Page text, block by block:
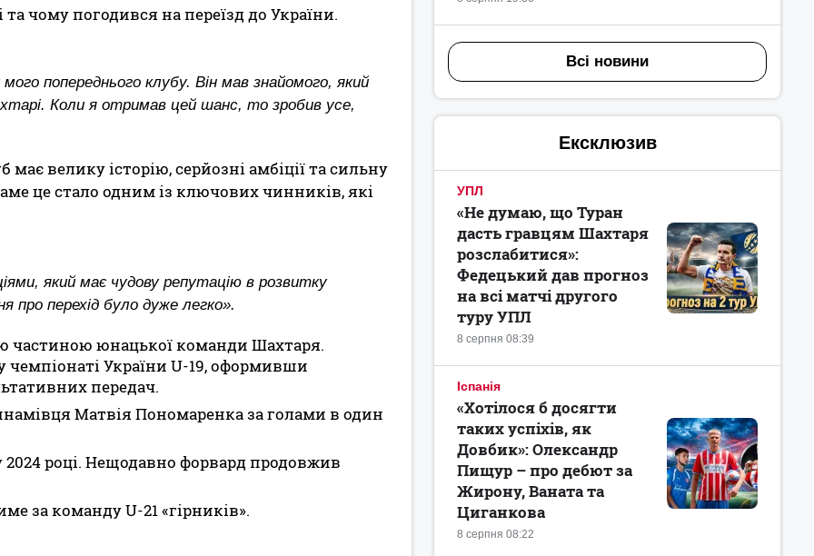
чому погодився на переїзд до України.
попереднього клубу. Він мав знайомого, який
Коли я отримав цей шанс, то зробив усе,
велику історію, серйозні амбіції та сильну
це стало одним із ключових чинників, які
який має чудову репутацію в розвитку
перехід було дуже легко».
частиною юнацької команди Шахтаря.
чемпіонаті України U-19, оформивши
передач.
Матвія Пономаренка за голами в один
році. Нещодавно форвард продовжив
за команду U-21 «гірників».
Всі новини
Ексклюзив
УПЛ
8 серпня 08:39
«Не думаю, що Туран
дасть гравцям Шахтаря
розслабитися»:
Федецький дав прогноз
на всі матчі другого
туру УПЛ
Іспанія
8 серпня 08:22
«Хотілося б досягти
таких успіхів, як
Довбик»: Олександр
Пищур – про дебют за
Жирону, Ваната та
Циганкова